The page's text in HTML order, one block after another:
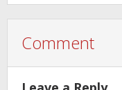
Comment